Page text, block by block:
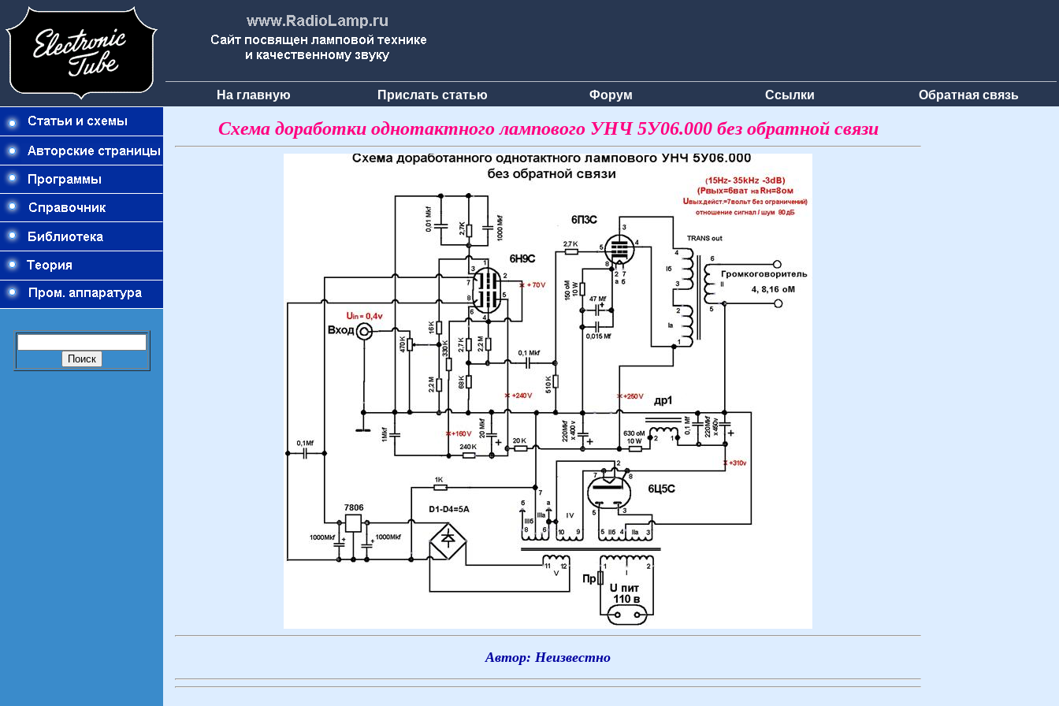
На главную Прислать статью Форум Ссылки Обратная связь
Схема доработки однотактного лампового УНЧ 5У06.000 без обратной связи
Автор: Неизвестно